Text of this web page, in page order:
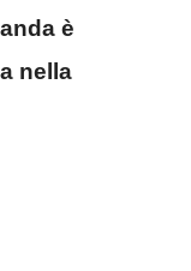
è
nella